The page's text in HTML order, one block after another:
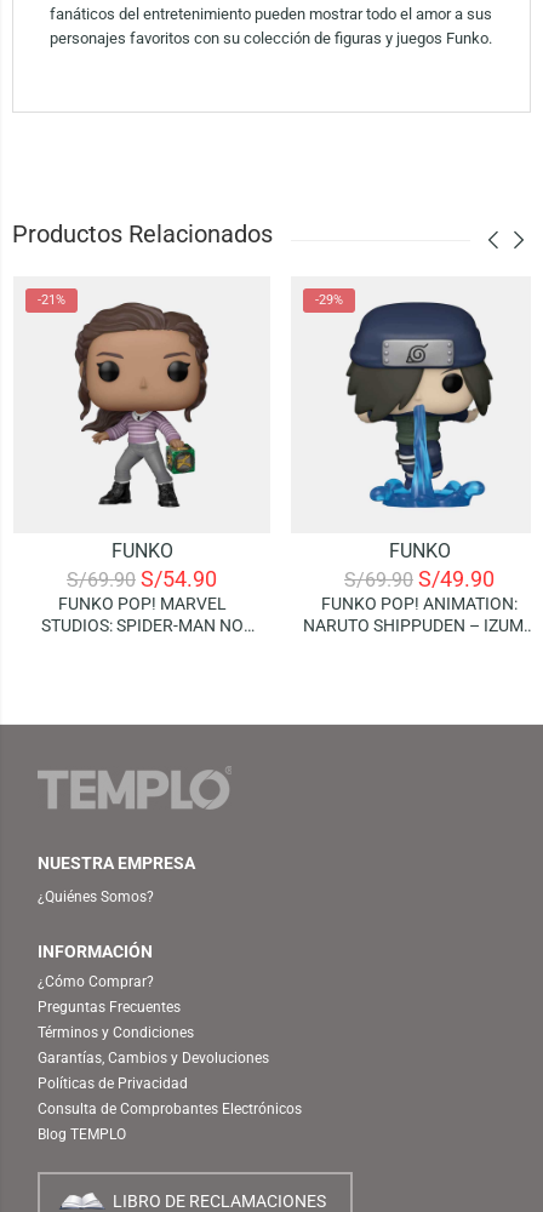
fanáticos del entretenimiento pueden mostrar todo el amor a sus
personajes favoritos con su colección de figuras y juegos Funko.
Productos Relacionados
-21%
FUNKO
S/69.90 S/54.90
FUNKO POP! MARVEL
STUDIOS: SPIDER-MAN NO
-29%
FUNKO
S/69.90 S/49.90
FUNKO POP! ANIMATION:
NARUTO SHIPPUDEN – IZUMO
NUESTRA EMPRESA
¿Quiénes Somos?
INFORMACIÓN
¿Cómo Comprar?
Preguntas Frecuentes
Términos y Condiciones
Garantías, Cambios y Devoluciones
Políticas de Privacidad
Consulta de Comprobantes Electrónicos
Blog TEMPLO
LIBRO DE RECLAMACIONES